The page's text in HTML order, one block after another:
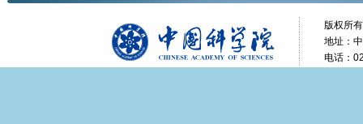
版权所
地址：
电话：